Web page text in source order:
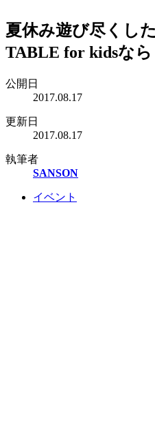
夏休み遊び尽くし
TABLE for kidsな
公開日
2017.08.17
更新日
2017.08.17
執筆者
SANSON
イベント